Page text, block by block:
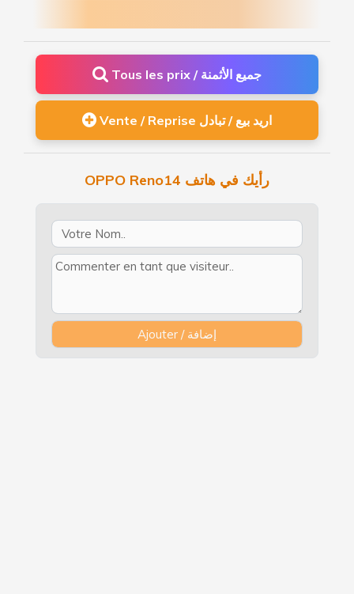
Tous les prix / جميع الأثمنة
Vente / Reprise اريد بيع / تبادل
OPPO Reno14 رأيك في هاتف